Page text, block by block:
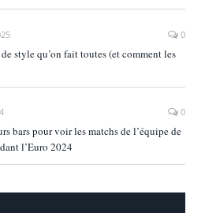
0
style qu’on fait toutes (et comment les
0
bars pour voir les matchs de l’équipe de
l’Euro 2024